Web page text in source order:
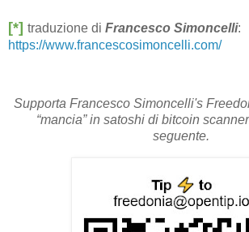
[*] traduzione di Francesco Simoncelli:
https://www.francescosimoncelli.com/
Supporta Francesco Simoncelli's
“mancia” in satoshi di bitcoin
seguente.